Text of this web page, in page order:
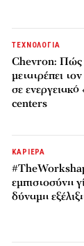
ΤΕΧΝΟΛΟΓΙΑ
Chevron: Πώς
μετατρέπει
σε
centers
ΚΑΡΙΕΡΑ
εμπιστοσύνη
δύναμη